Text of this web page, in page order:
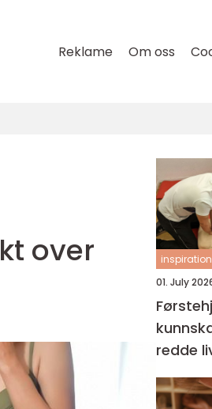
Reklame Om oss
over
inspiration
01. July
redde